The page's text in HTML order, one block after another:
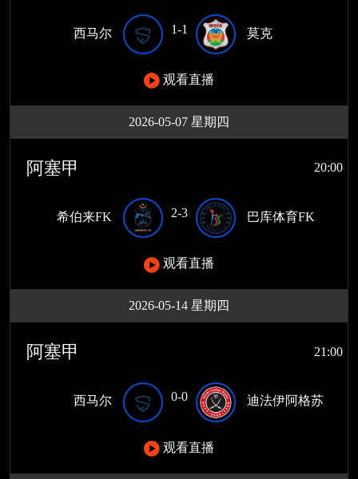
西马尔 1-1 莫克
观看直播
2026-05-07 星期四
阿塞甲 20:00
希伯来FK 2-3 巴库体育FK
观看直播
2026-05-14 星期四
阿塞甲 21:00
西马尔 0-0 迪法伊阿格苏
观看直播